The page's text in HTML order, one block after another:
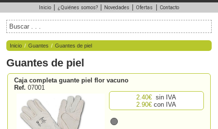
Inicio ¿Quiénes somos? Novedades Ofertas Contacto
Inicio / Guantes / Guantes de piel
Guantes de piel
Caja completa guante piel flor vacuno
Ref. 07001
2.40€ sin IVA
2.90€ con IVA